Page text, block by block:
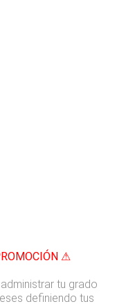
⚠
tu grado
definiendo tus